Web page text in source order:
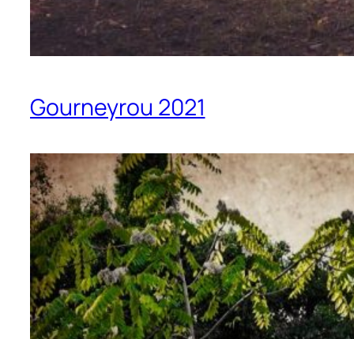
Gourneyrou 2021